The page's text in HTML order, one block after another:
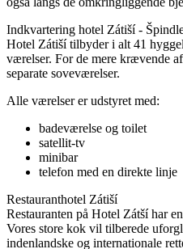
Indkvartering hotel Zátiší -
Hotel Zátiší tilbyder i alt 41
værelser. For de mere krævende
separate soveværelser.
Alle værelser er udstyret med:
badeværelse og toilet
satellit-tv
minibar
telefon med en direkte linje
Restauranthotel Zátiší
Restauranten på Hotel Zátší har
Vores store kok vil tilberede
indenlandske og internationale